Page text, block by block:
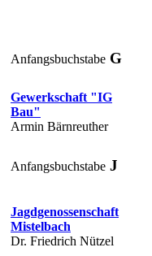
Anfangsbuchstabe G
Gewerkschaft "IG
Bau"
Armin Bärnreuther
Anfangsbuchstabe J
Jagdgenossenschaft
Mistelbach
Dr. Friedrich Nützel